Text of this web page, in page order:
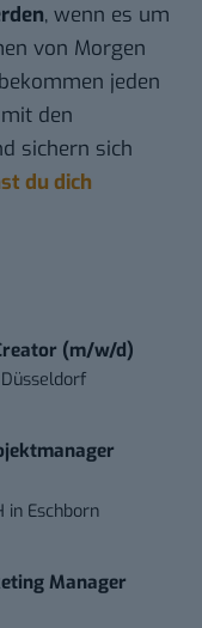
, wenn es um
von Morgen
jeden
den
sichern sich
du dich
(m/w/d)
Düsseldorf
in Eschborn
Manager